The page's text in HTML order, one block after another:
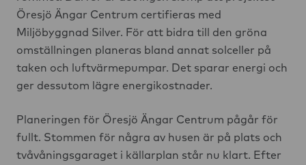
Öresjö Ängar Centrum certifieras med
Miljöbyggnad Silver. För att bidra till den gröna
omställningen planeras bland annat solceller på
taken och luftvärmepumpar. Det sparar energi och
ger dessutom lägre energikostnader.
Planeringen för Öresjö Ängar Centrum pågår för
fullt. Stommen för några av husen är på plats och
tvåvåningsgaraget i källarplan står nu klart. Efter